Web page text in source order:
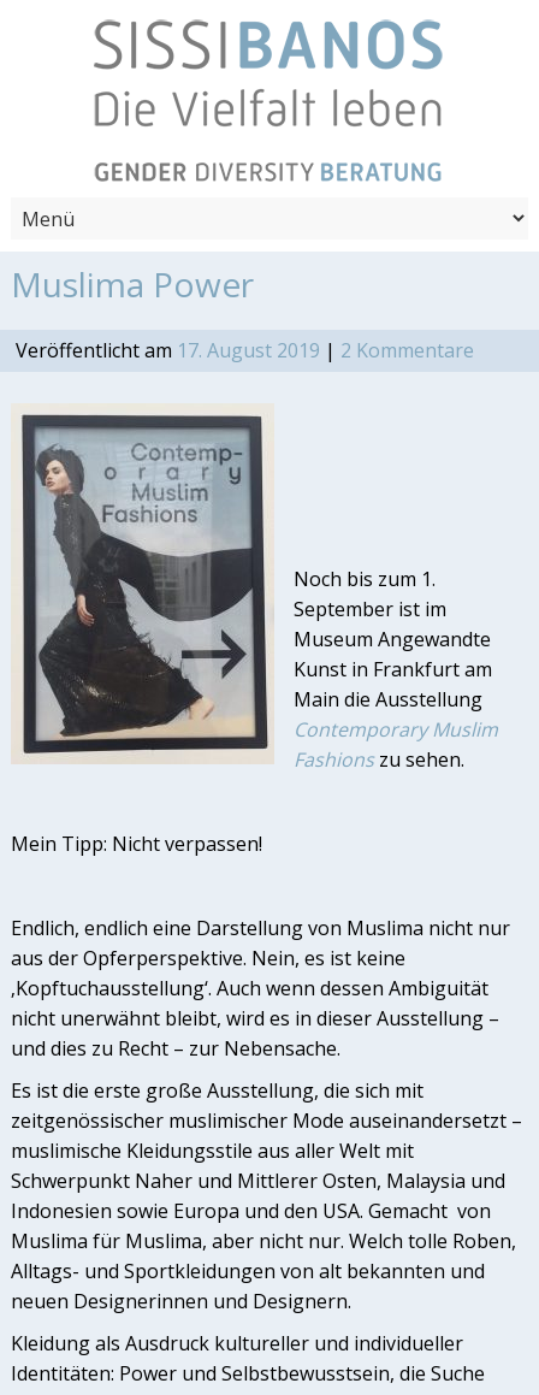
Muslima Power
Veröffentlicht am 17. August 2019 | 2 Kommentare
Noch bis zum 1.
September ist im
Museum Angewandte
Kunst in Frankfurt am
Main die Ausstellung
Contemporary Muslim
Fashionszu sehen.
Mein Tipp: Nicht verpassen!
Endlich, endlich eine Darstellung von Muslima nicht nur
aus der Opferperspektive. Nein, es ist keine
‚Kopftuchausstellung‘. Auch wenn dessen Ambiguität
nicht unerwähnt bleibt, wird es in dieser Ausstellung –
und dies zu Recht – zur Nebensache.
Es ist die erste große Ausstellung, die sich mit
zeitgenössischer muslimischer Mode auseinandersetzt –
muslimische Kleidungsstile aus aller Welt mit
Schwerpunkt Naher und Mittlerer Osten, Malaysia und
Indonesien sowie Europa und den USA. Gemacht von
Muslima für Muslima, aber nicht nur. Welch tolle Roben,
Alltags- und Sportkleidungen von alt bekannten und
neuen Designerinnen und Designern.
Kleidung als Ausdruck kultureller und individueller
Identitäten: Power und Selbstbewusstsein, die Suche